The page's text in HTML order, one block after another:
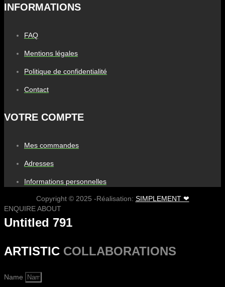
INFORMATIONS
FAQ
Mentions légales
Politique de confidentialité
Contact
VOTRE COMPTE
Mes commandes
Adresses
Informations personnelles
Copyright © 2025 -Réalisation: SIMPLEMENT ❤
ENQUIRE ABOUT
Untitled 791
ARTISTIC COLLABORATIONS
Name